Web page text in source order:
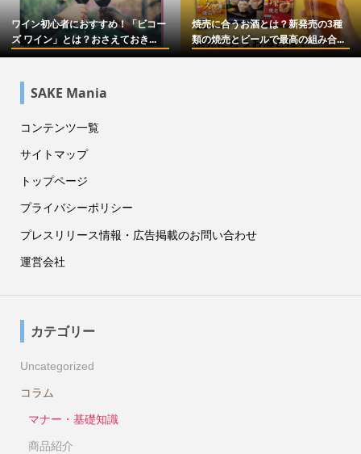
ワイン初心者におすすめ！「ビコー
ズ ワイン」とは？おさえておき...
焼売に合うお酒とは？新発売の3種
類の焼売とビールで最高の組み合...
SAKE Mania
コンテンツ一覧
サイトマップ
トップページ
プライバシーポリシー
プレスリリース情報・広告掲載のお問い合わせ
運営会社
カテゴリー
Uncategorized
コラム
マナー・基礎知識
商品紹介